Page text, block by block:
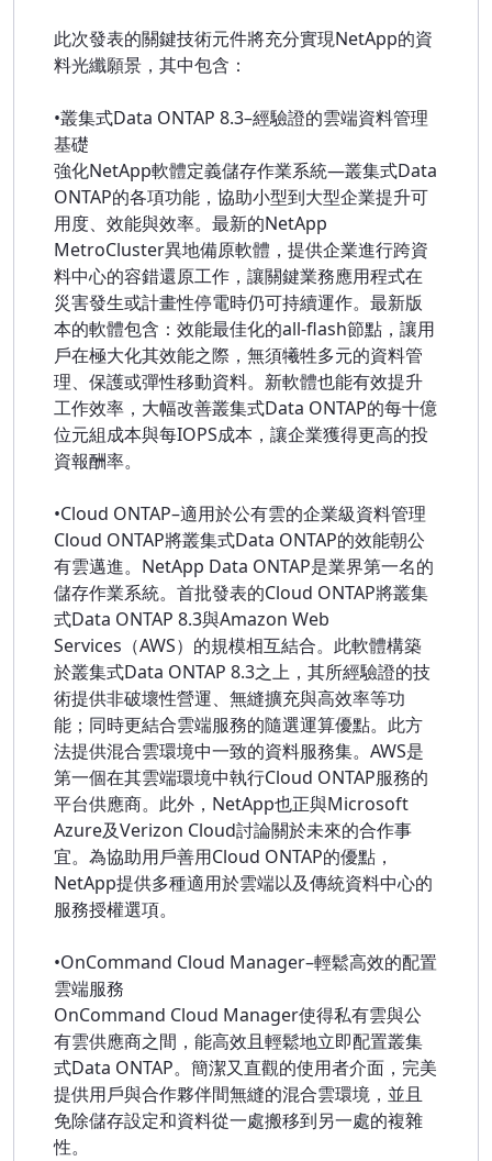
此次發表的關鍵技術元件將充分實現NetApp的資
料光纖願景，其中包含：
•叢集式Data ONTAP 8.3–經驗證的雲端資料管理
基礎
強化NetApp軟體定義儲存作業系統—叢集式Data
ONTAP的各項功能，協助小型到大型企業提升可
用度、效能與效率。最新的NetApp
MetroCluster異地備原軟體，提供企業進行跨資
料中心的容錯還原工作，讓關鍵業務應用程式在
災害發生或計畫性停電時仍可持續運作。最新版
本的軟體包含：效能最佳化的all-flash節點，讓用
戶在極大化其效能之際，無須犧牲多元的資料管
理、保護或彈性移動資料。新軟體也能有效提升
工作效率，大幅改善叢集式Data ONTAP的每十億
位元組成本與每IOPS成本，讓企業獲得更高的投
資報酬率。
•Cloud ONTAP–適用於公有雲的企業級資料管理
Cloud ONTAP將叢集式Data ONTAP的效能朝公
有雲邁進。NetApp Data ONTAP是業界第一名的
儲存作業系統。首批發表的Cloud ONTAP將叢集
式Data ONTAP 8.3與Amazon Web
Services（AWS）的規模相互結合。此軟體構築
於叢集式Data ONTAP 8.3之上，其所經驗證的技
術提供非破壞性營運、無縫擴充與高效率等功
能；同時更結合雲端服務的隨選運算優點。此方
法提供混合雲環境中一致的資料服務集。AWS是
第一個在其雲端環境中執行Cloud ONTAP服務的
平台供應商。此外，NetApp也正與Microsoft
Azure及Verizon Cloud討論關於未來的合作事
宜。為協助用戶善用Cloud ONTAP的優點，
NetApp提供多種適用於雲端以及傳統資料中心的
服務授權選項。
•OnCommand Cloud Manager–輕鬆高效的配置
雲端服務
OnCommand Cloud Manager使得私有雲與公
有雲供應商之間，能高效且輕鬆地立即配置叢集
式Data ONTAP。簡潔又直觀的使用者介面，完美
提供用戶與合作夥伴間無縫的混合雲環境，並且
免除儲存設定和資料從一處搬移到另一處的複雜
性。